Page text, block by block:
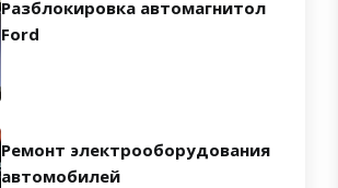
Разблокировка автомагнитол
Ford
Ремонт электрооборудования
автомобилей